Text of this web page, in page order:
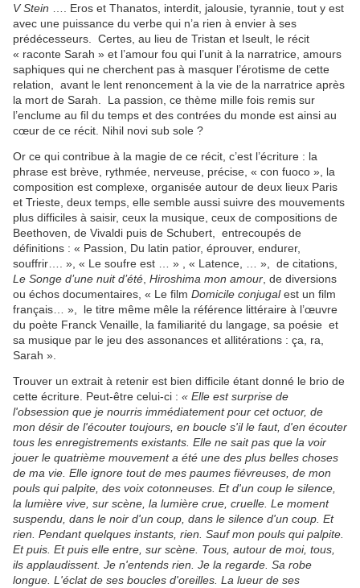
V Stein …. Eros et Thanatos, interdit, jalousie, tyrannie, tout y est
avec une puissance du verbe qui n’a rien à envier à ses
prédécesseurs. Certes, au lieu de Tristan et Iseult, le récit
« raconte Sarah » et l’amour fou qui l’unit à la narratrice, amours
saphiques qui ne cherchent pas à masquer l’érotisme de cette
relation, avant le lent renoncement à la vie de la narratrice après
la mort de Sarah. La passion, ce thème mille fois remis sur
l’enclume au fil du temps et des contrées du monde est ainsi au
cœur de ce récit. Nihil novi sub sole ?
Or ce qui contribue à la magie de ce récit, c’est l’écriture : la
phrase est brève, rythmée, nerveuse, précise, « con fuoco », la
composition est complexe, organisée autour de deux lieux Paris
et Trieste, deux temps, elle semble aussi suivre des mouvements
plus difficiles à saisir, ceux la musique, ceux de compositions de
Beethoven, de Vivaldi puis de Schubert, entrecoupés de
définitions : « Passion, Du latin patior, éprouver, endurer,
souffrir…. », « Le soufre est … » , « Latence, … », de citations,
Le Songe d’une nuit d’été Hiroshima mon amour , de diversions
ou échos documentaires, « Le film Domicile conjugalest un film
français… », le titre même mêle la référence littéraire à l’œuvre
du poète Franck Venaille, la familiarité du langage, sa poésie et
sa musique par le jeu des assonances et allitérations : ça, ra,
Sarah ».
Trouver un extrait à retenir est bien difficile étant donné le brio de
cette écriture. Peut-être celui-ci : « Elle est surprise de
l'obsession que je nourris immédiatement pour cet octuor, de
mon désir de l'écouter toujours, en boucle s'il le faut, d'en écouter
tous les enregistrements existants. Elle ne sait pas que la voir
jouer le quatrième mouvement a été une des plus belles choses
de ma vie. Elle ignore tout de mes paumes fiévreuses, de mon
pouls qui palpite, des voix cotonneuses. Et d'un coup le silence,
la lumière vive, sur scène, la lumière crue, cruelle. Le moment
suspendu, dans le noir d'un coup, dans le silence d'un coup. Et
rien. Pendant quelques instants, rien. Sauf mon pouls qui palpite.
Et puis. Et puis elle entre, sur scène. Tous, autour de moi, tous,
ils applaudissent. Je n'entends rien. Je la regarde. Sa robe
longue. L'éclat de ses boucles d'oreilles. La lueur de ses